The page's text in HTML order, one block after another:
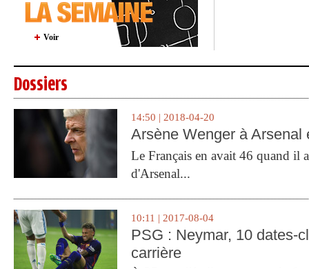
Voir
Dossiers
14:50 | 2018-04-20
Arsène Wenger à Arsenal
Le Français en avait 46 quand il
d'Arsenal...
10:11 | 2017-08-04
PSG : Neymar, 10 dates-
carrière